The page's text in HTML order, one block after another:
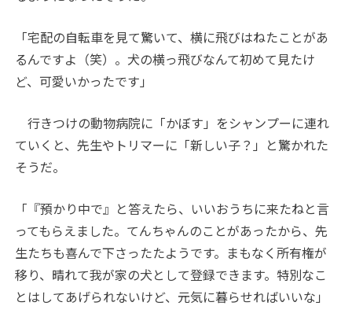
「宅配の自転車を見て驚いて、横に飛びはねたことがあ
るんですよ（笑）。犬の横っ飛びなんて初めて見たけ
ど、可愛いかったです」
行きつけの動物病院に「かぼす」をシャンプーに連れ
ていくと、先生やトリマーに「新しい子？」と驚かれた
そうだ。
「『預かり中で』と答えたら、いいおうちに来たねと言
ってもらえました。てんちゃんのことがあったから、先
生たちも喜んで下さったたようです。まもなく所有権が
移り、晴れて我が家の犬として登録できます。特別なこ
とはしてあげられないけど、元気に暮らせればいいな」